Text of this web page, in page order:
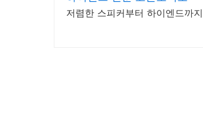
저렴한 스피커부터 하이엔드까